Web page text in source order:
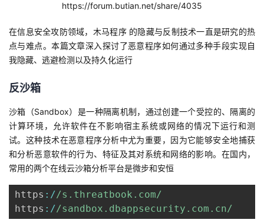
者
博
客
的
论
坛
我
的
圈
子
我
的
直
我
的
我
https://forum.butian.net/share/4035
在信息安全攻防领域，木马程序 的隐藏与反制技术一直是研究的热
点与难点。本篇文章深入探讨了恶意程序如何通过多种手段实现自
我隐藏、逃避检测以及持久化运行
反沙箱
沙箱（Sandbox）是一种隔离机制，通过创建一个受控的、隔离的
计算环境，允许软件在不影响宿主系统或网络的情况下运行和测
试。这种技术在恶意程序分析中尤为重要，因为它能够安全地捕获
和分析恶意软件的行为、特征及其对系统和网络的影响。在国内，
常用的两个在线云沙箱分析平台是微步和安恒
https : //s.threatbook.com/
https : //sandbox.dbappsecurity.com.cn/